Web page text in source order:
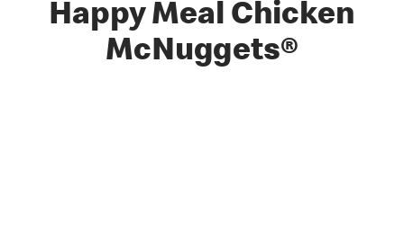
Happy Meal Chicken
McNuggets®